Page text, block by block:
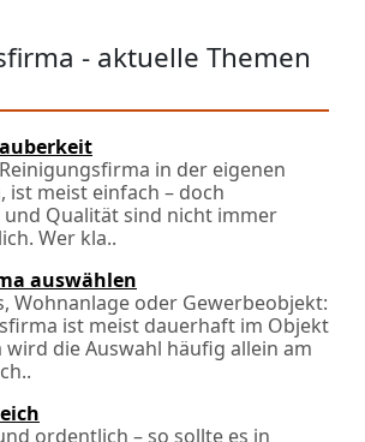
- aktuelle Themen
in der eigenen
ist meist einfach – doch
und Qualität sind nicht immer
Wer kla..
auswählen
Wohnanlage oder Gewerbeobjekt:
ist meist dauerhaft im Objekt
die Auswahl häufig allein am
ordentlich – so sollte es in